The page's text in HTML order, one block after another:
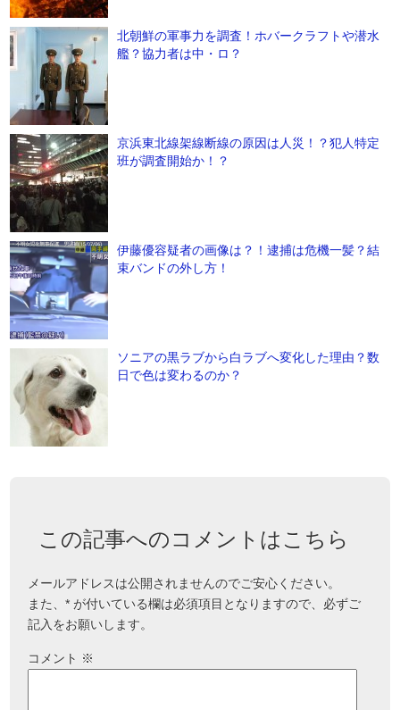
北朝鮮の軍事力を調査！ホバークラフトや潜水
艦？協力者は中・ロ？
京浜東北線架線断線の原因は人災！？犯人特定
班が調査開始か！？
伊藤優容疑者の画像は？！逮捕は危機一髪？結
束バンドの外し方！
ソニアの黒ラブから白ラブへ変化した理由？数
日で色は変わるのか？
この記事へのコメントはこちら
メールアドレスは公開されませんのでご安心ください。
また、* が付いている欄は必須項目となりますので、必ずご
記入をお願いします。
コメント ※